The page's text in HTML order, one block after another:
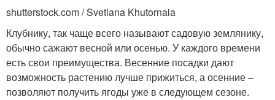
shutterstock.com / Svetlana Khutornaia
Клубнику, так чаще всего называют садовую землянику,
обычно сажают весной или осенью. У каждого времени
есть свои преимущества. Весенние посадки дают
возможность растению лучше прижиться, а осенние –
позволяют получить ягоды уже в следующем сезоне.